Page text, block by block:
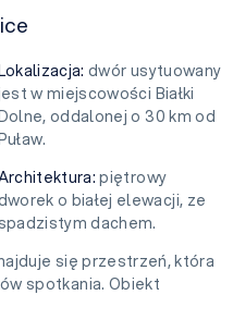
dwór usytuowany
w miejscowości Białki
oddalonej o 30 km od
piętrowy
o białej elewacji, ze
spadzistym dachem.
się przestrzeń, która
spotkania. Obiekt